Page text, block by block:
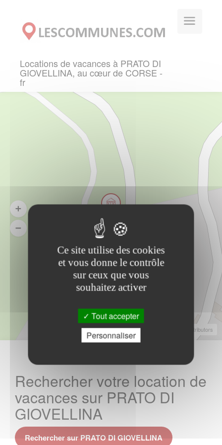
Locations de vacances à PRATO DI
GIOVELLINA, au cœur de CORSE -
fr
Leaflet|© Contributors
Rechercher votre location de
vacances sur PRATO DI
GIOVELLINA
Rechercher sur PRATO DI GIOVELLINA
Ce site utilise des cookies
et vous donne le contrôle
sur ceux que vous
souhaitez activer
Tout accepter
Personnaliser